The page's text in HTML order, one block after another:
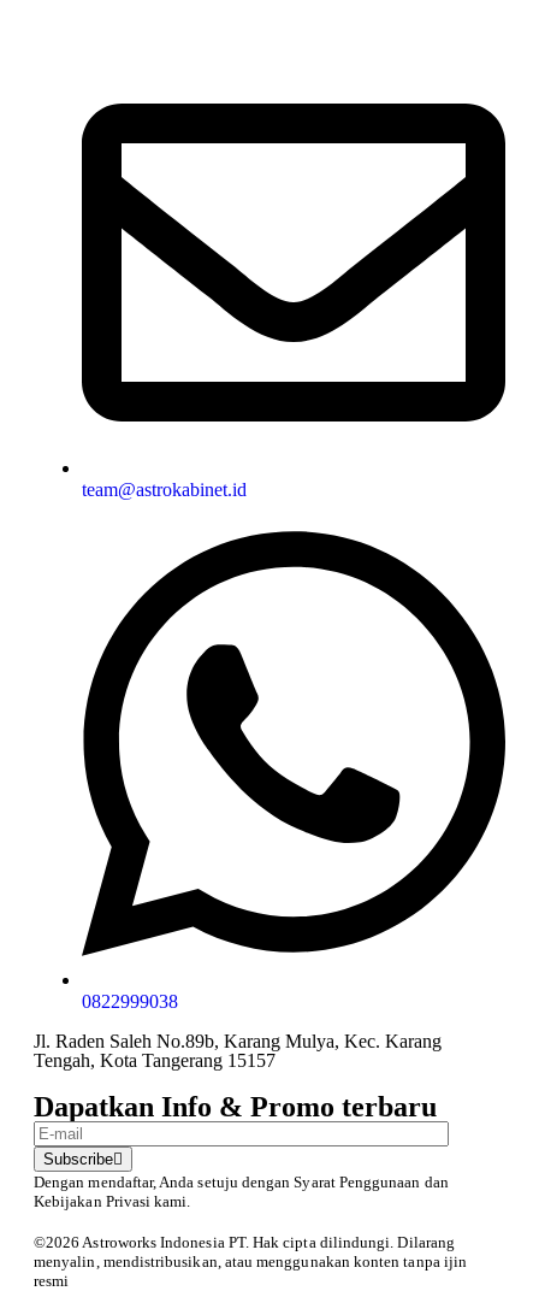
team@astrokabinet.id
0822999038
Jl. Raden Saleh No.89b, Karang Mulya, Kec. Karang
Tengah, Kota Tangerang 15157
Dapatkan Info & Promo terbaru
Subscribe
Dengan mendaftar, Anda setuju dengan Syarat Penggunaan dan
Kebijakan Privasi kami.
©️2026 Astroworks Indonesia PT. Hak cipta dilindungi. Dilarang
menyalin, mendistribusikan, atau menggunakan konten tanpa ijin
resmi